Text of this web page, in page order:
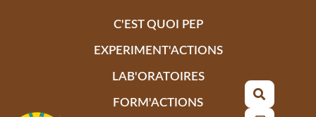
C'EST QUOI PEP
EXPERIMENT'ACTIONS
LAB'ORATOIRES
FORM'ACTIONS